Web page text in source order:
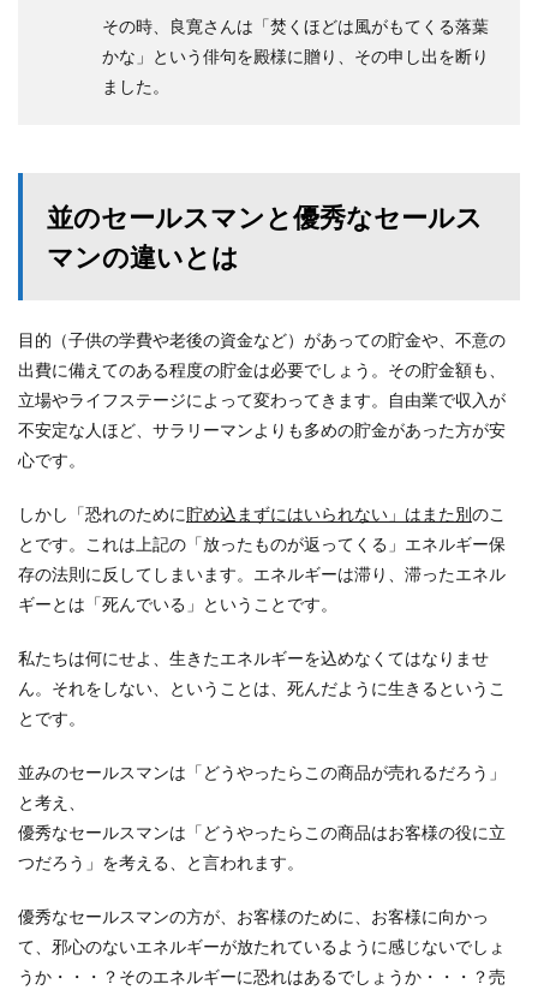
その時、良寛さんは「焚くほどは風がもてくる落葉
かな」という俳句を殿様に贈り、その申し出を断り
ました。
並のセールスマンと優秀なセールス
マンの違いとは
目的（子供の学費や老後の資金など）があっての貯金や、不意の
出費に備えてのある程度の貯金は必要でしょう。その貯金額も、
立場やライフステージによって変わってきます。自由業で収入が
不安定な人ほど、サラリーマンよりも多めの貯金があった方が安
心です。
しかし「恐れのために貯め込まずにはいられない」はまた別のこ
とです。これは上記の「放ったものが返ってくる」エネルギー保
存の法則に反してしまいます。エネルギーは滞り、滞ったエネル
ギーとは「死んでいる」ということです。
私たちは何にせよ、生きたエネルギーを込めなくてはなりませ
ん。それをしない、ということは、死んだように生きるというこ
とです。
並みのセールスマンは「どうやったらこの商品が売れるだろう」
と考え、
優秀なセールスマンは「どうやったらこの商品はお客様の役に立
つだろう」を考える、と言われます。
優秀なセールスマンの方が、お客様のために、お客様に向かっ
て、邪心のないエネルギーが放たれているように感じないでしょ
うか・・・？そのエネルギーに恐れはあるでしょうか・・・？売